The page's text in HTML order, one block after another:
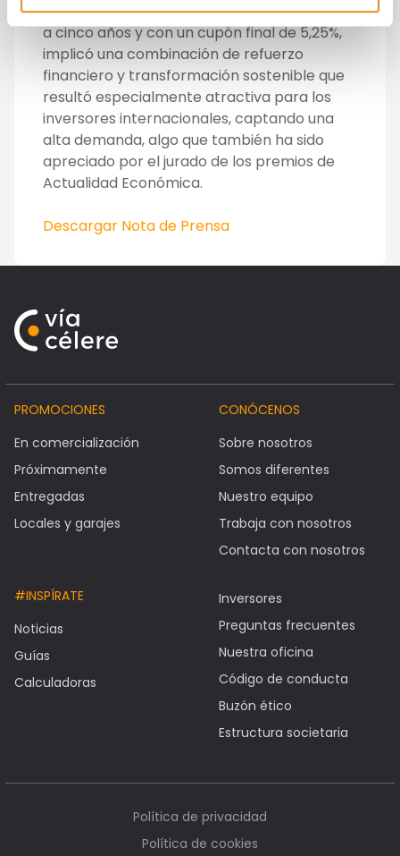
Por tanto, el bono, de 300 millones de euros
a cinco años y con un cupón final de 5,25%,
implicó una combinación de refuerzo
financiero y transformación sostenible que
resultó especialmente atractiva para los
inversores internacionales, captando una
alta demanda, algo que también ha sido
apreciado por el jurado de los premios de
Actualidad Económica.
Descargar Nota de Prensa
PROMOCIONES
En comercialización
Próximamente
Entregadas
Locales y garajes
CONÓCENOS
Sobre nosotros
Somos diferentes
Nuestro equipo
Trabaja con nosotros
Contacta con nosotros
#INSPÍRATE
Noticias
Guías
Calculadoras
Inversores
Preguntas frecuentes
Nuestra oficina
Código de conducta
Buzón ético
Estructura societaria
Política de privacidad
Política de cookies